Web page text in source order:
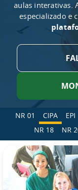
aulas interativas.
especializado e
NR 01 CIPA EPI
NR 18
NR